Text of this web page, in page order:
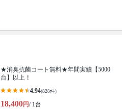
★消臭抗菌コート無料★年間実績【5000
台】以上！
4.94(828件)
18,400円/ 1台